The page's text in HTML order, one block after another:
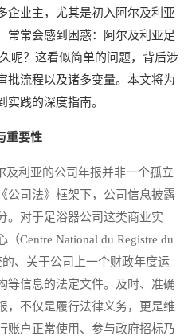
企业主，尤其是初入阿尔及利亚
常常会感到困惑：阿尔及利亚足
呢？这看似简单的问题，背后涉
批流程以及诸多变量。本文将为
践的深度指南。
重要性
利亚的公司年报并非一个孤立
公司法》框架下，公司信息披露
。对于足浴器公司这类商业实
Centre National du Registre du
、关于公司上一个财政年度运
等信息的法定文件。及时、准确
，不仅是履行法律义务，更是维
账户正常使用、参与政府招标乃